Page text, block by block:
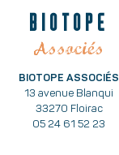
BIOTOPE
Associés
BIOTOPE ASSOCIÉS
13 avenue Blanqui
33270 Floirac
05 24 61 52 23